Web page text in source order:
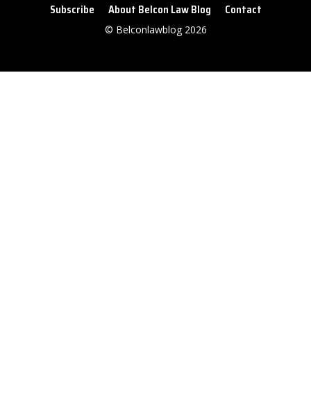
Subscribe
About Belcon Law Blog Contact
© Belconlawblog 2026